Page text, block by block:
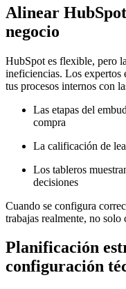
Alinear
negocio
HubSpot es flexible, pero
ineficiencias. Los expertos
tus procesos internos con
Las etapas del
compra
La calificación de
Los tableros
decisiones
Cuando se configura
trabajas realmente, no solo
Planificación
configuración